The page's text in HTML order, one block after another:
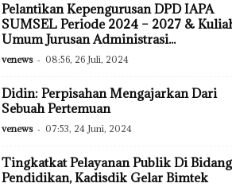
Pelantikan Kepengurusan DPD IAPA
SUMSEL Periode 2024 – 2027 &
Umum Jurusan Administrasi...
venews - 08:56, 26 Juli, 2024
Didin: Perpisahan Mengajarkan Dari
Sebuah Pertemuan
venews - 07:53, 24 Juni, 2024
Tingkatkat Pelayanan Publik Di Bidang
Pendidikan, Kadisdik Gelar Bimtek